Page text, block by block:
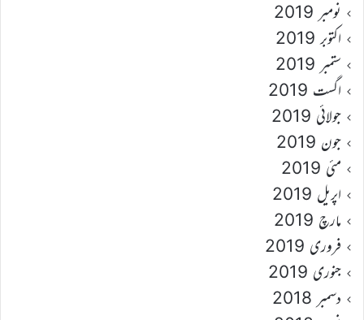
نومبر 2019
اکتوبر 2019
ستمبر 2019
اگست 2019
جولائی 2019
جون 2019
مئی 2019
اپریل 2019
مارچ 2019
فروری 2019
جنوری 2019
دسمبر 2018